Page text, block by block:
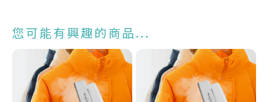
您可能有興趣的商品...